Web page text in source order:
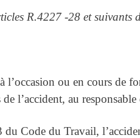
R.4227 -28 et suivants
ou en cours de
l’accident, au responsable
Code du Travail,